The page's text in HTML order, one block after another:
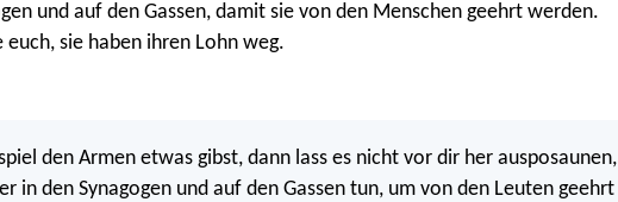
und auf den Gassen, damit sie von den Menschen geehrt werden.
euch, sie haben ihren Lohn weg.
den Armen etwas gibst, dann lass es nicht vor dir her ausposaunen,
in den Synagogen und auf den Gassen tun, um von den Leuten geehrt